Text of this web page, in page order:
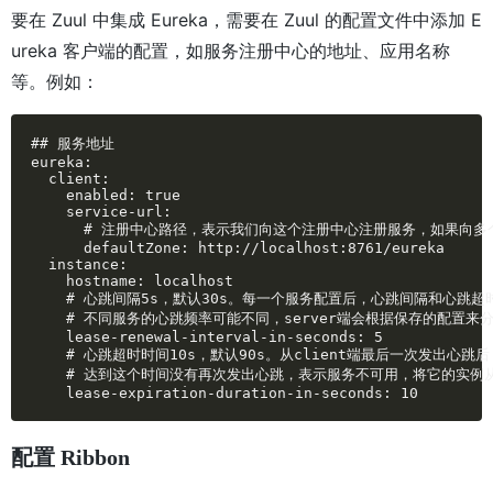
要在 Zuul 中集成 Eureka，需要在 Zuul 的配置文件中添加 E
ureka 客户端的配置，如服务注册中心的地址、应用名称
等。例如：
## 服务地址
eureka:
client:
enabled: true
service-url:
# 注册中心路径，表示我们向这个注册中心注册服务，如果向多
defaultZone: http://localhost:8761/eureka
instance:
hostname: localhost
# 心跳间隔5s，默认30s。每一个服务配置后，心跳间隔和心跳超
# 不同服务的心跳频率可能不同，server端会根据保存的配置来
lease-renewal-interval-in-seconds: 5
# 心跳超时时间10s，默认90s。从client端最后一次发出心跳后
# 达到这个时间没有再次发出心跳，表示服务不可用，将它的实例
lease-expiration-duration-in-seconds: 10
配置 Ribbon